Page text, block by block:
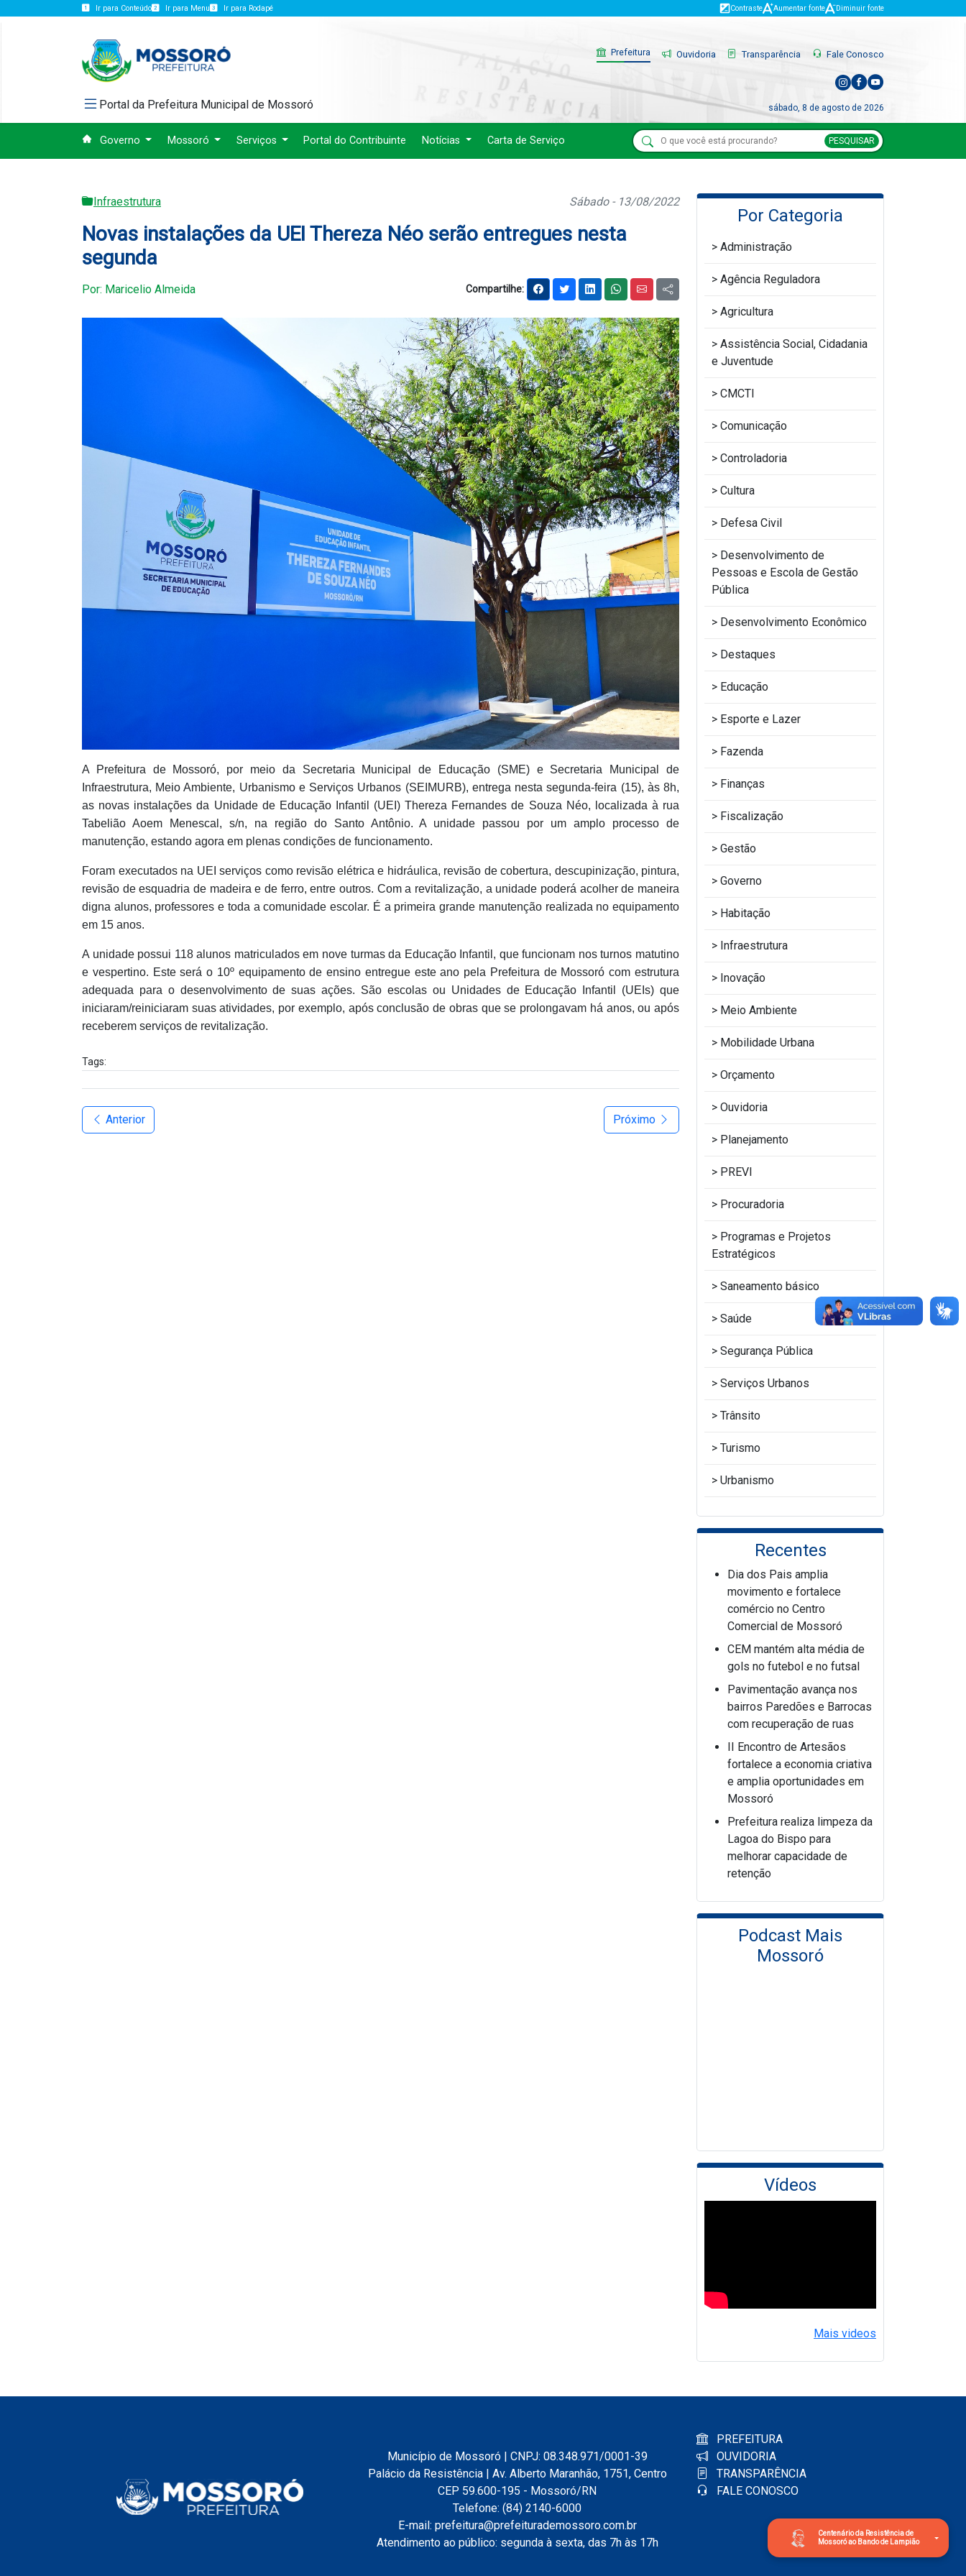
Centenário da Resistência de
Mossoró ao Bando de Lampião
Ir para Conteúdo Ir para Menu Ir para Rodapé Contraste Aumentar fonte Diminuir fonte
Portal da Prefeitura Municipal de Mossoró
Prefeitura Ouvidoria Transparência Fale Conosco
sábado, 8 de agosto de 2026
Governo Mossoró Serviços Portal do Contribuinte Notícias Carta de Serviço PESQUISAR
Infraestrutura Sábado - 13/08/2022
Novas instalações da UEI Thereza Néo serão entregues nesta
segunda
Por: Maricelio Almeida Compartilhe:
A Prefeitura de Mossoró, por meio da Secretaria Municipal de Educação (SME) e Secretaria Municipal de
Infraestrutura, Meio Ambiente, Urbanismo e Serviços Urbanos (SEIMURB), entrega nesta segunda-feira (15), às 8h,
as novas instalações da Unidade de Educação Infantil (UEI) Thereza Fernandes de Souza Néo, localizada à rua
Tabelião Aoem Menescal, s/n, na região do Santo Antônio. A unidade passou por um amplo processo de
manutenção, estando agora em plenas condições de funcionamento.
Foram executados na UEI serviços como revisão elétrica e hidráulica, revisão de cobertura, descupinização, pintura,
revisão de esquadria de madeira e de ferro, entre outros. Com a revitalização, a unidade poderá acolher de maneira
digna alunos, professores e toda a comunidade escolar. É a primeira grande manutenção realizada no equipamento
em 15 anos.
A unidade possui 118 alunos matriculados em nove turmas da Educação Infantil, que funcionam nos turnos matutino
e vespertino. Este será o 10º equipamento de ensino entregue este ano pela Prefeitura de Mossoró com estrutura
adequada para o desenvolvimento de suas ações. São escolas ou Unidades de Educação Infantil (UEIs) que
iniciaram/reiniciaram suas atividades, por exemplo, após conclusão de obras que se prolongavam há anos, ou após
receberem serviços de revitalização.
Tags:
Anterior Próximo
Por Categoria
Administração
Agência Reguladora
Agricultura
Assistência Social, Cidadania
e Juventude
CMCTI
Comunicação
Controladoria
Cultura
Defesa Civil
Desenvolvimento de
Pessoas e Escola de Gestão
Pública
Desenvolvimento Econômico
Destaques
Educação
Esporte e Lazer
Fazenda
Finanças
Fiscalização
Gestão
Governo
Habitação
Infraestrutura
Inovação
Meio Ambiente
Mobilidade Urbana
Orçamento
Ouvidoria
Planejamento
PREVI
Procuradoria
Programas e Projetos
Estratégicos
Saneamento básico
Saúde
Segurança Pública
Serviços Urbanos
Trânsito
Turismo
Urbanismo
Recentes
Dia dos Pais amplia
movimento e fortalece
comércio no Centro
Comercial de Mossoró
CEM mantém alta média de
gols no futebol e no futsal
Pavimentação avança nos
bairros Paredões e Barrocas
com recuperação de ruas
II Encontro de Artesãos
fortalece a economia criativa
e amplia oportunidades em
Mossoró
Prefeitura realiza limpeza da
Lagoa do Bispo para
melhorar capacidade de
retenção
Podcast Mais
Mossoró
Vídeos
Mais videos
Município de Mossoró | CNPJ: 08.348.971/0001-39
Palácio da Resistência | Av. Alberto Maranhão, 1751, Centro
CEP 59.600-195 - Mossoró/RN
Telefone: (84) 2140-6000
E-mail: prefeitura@prefeiturademossoro.com.br
Atendimento ao público: segunda à sexta, das 7h às 17h
PREFEITURA
OUVIDORIA
TRANSPARÊNCIA
FALE CONOSCO